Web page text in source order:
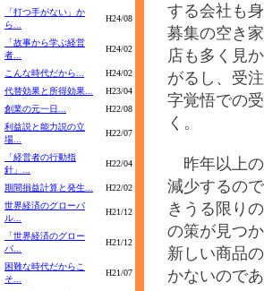
「打つ手がない」か
ら...
H24/08
「故事から学ぶ経営
者...
H24/02
こんな時代だから...
H24/02
代替効果と所得効果...
H23/04
創業の元一日... H22/08
利益説と能力説の立
場...
H22/07
「経営者の行動指
針」...
H22/04
期間損益計算と発生... H22/02
世界経済のグローバ
ル...
H21/12
「世界経済のグロー
バ...
H21/12
困難な時代だからこ
そ...
H21/07
する会社も
募集の空き
店も多く見
がるし、受
字覚悟での
く。
昨年以上の
減少するの
きうる限り
の策が見つ
新しい商品
かないので